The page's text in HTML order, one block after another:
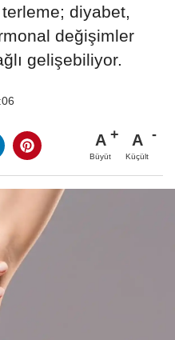
diyabet,
değişimler
gelişebiliyor.
A
Büyüt
A
Küçült